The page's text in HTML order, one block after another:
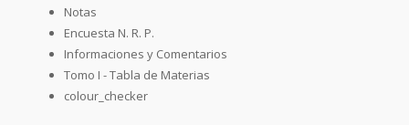
Notas
Encuesta N. R. P.
Informaciones y Comentarios
Tomo I - Tabla de Materias
colour_checker